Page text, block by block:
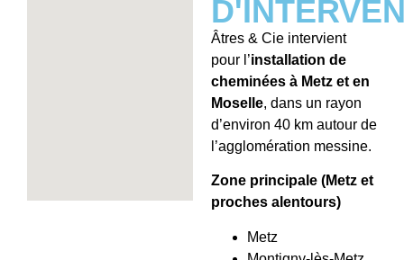
Âtres & Cie intervient
pour l’installation de
cheminées à Metz et en
Moselle, dans un rayon
d’environ 40 km autour de
l’agglomération messine.
Zone principale (Metz et
proches alentours)
Metz